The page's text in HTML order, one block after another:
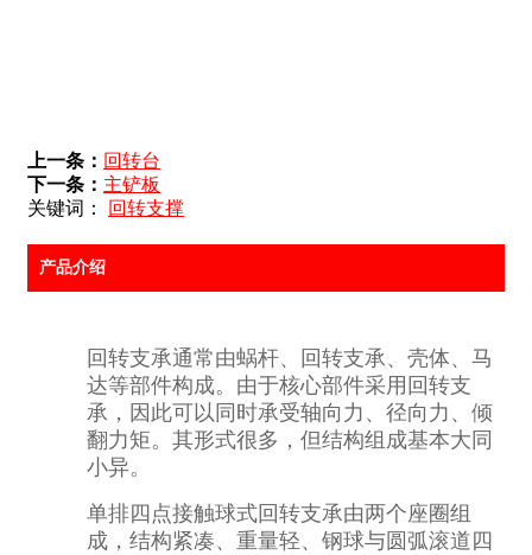
上一条： 回转台
下一条： 主铲板
关键词：
回转支撑
产品介绍
回转支承通常由蜗杆、回转支承、壳体、马
达等部件构成。由于核心部件采用回转支
承，因此可以同时承受轴向力、径向力、倾
翻力矩。其形式很多，但结构组成基本大同
小异。
单排四点接触球式回转支承由两个座圈组
成，结构紧凑、重量轻、钢球与圆弧滚道四